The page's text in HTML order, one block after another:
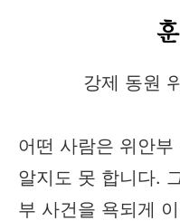
강제 동원
어떤 사람은 위안
알지도 못 합니다.
부 사건을 욕되게